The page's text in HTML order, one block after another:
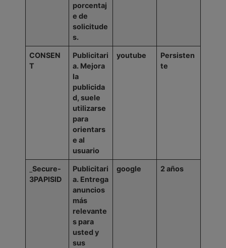
porcentaj
e de
solicitude
s.
CONSEN
T
Publicitari
a. Mejora
la
publicida
d, suele
utilizarse
para
orientars
e al
usuario
youtube
Persisten
te
Secure-
3PAPISID
Publicitari
a. Entrega
anuncios
más
relevante
s para
usted y
sus
google 2 años